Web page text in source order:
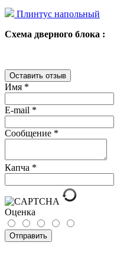
Плинтус напольный
Схема дверного блока :
Оставить отзыв
Имя *
E-mail *
Сообщение *
Капча *
Оценка
Отправить